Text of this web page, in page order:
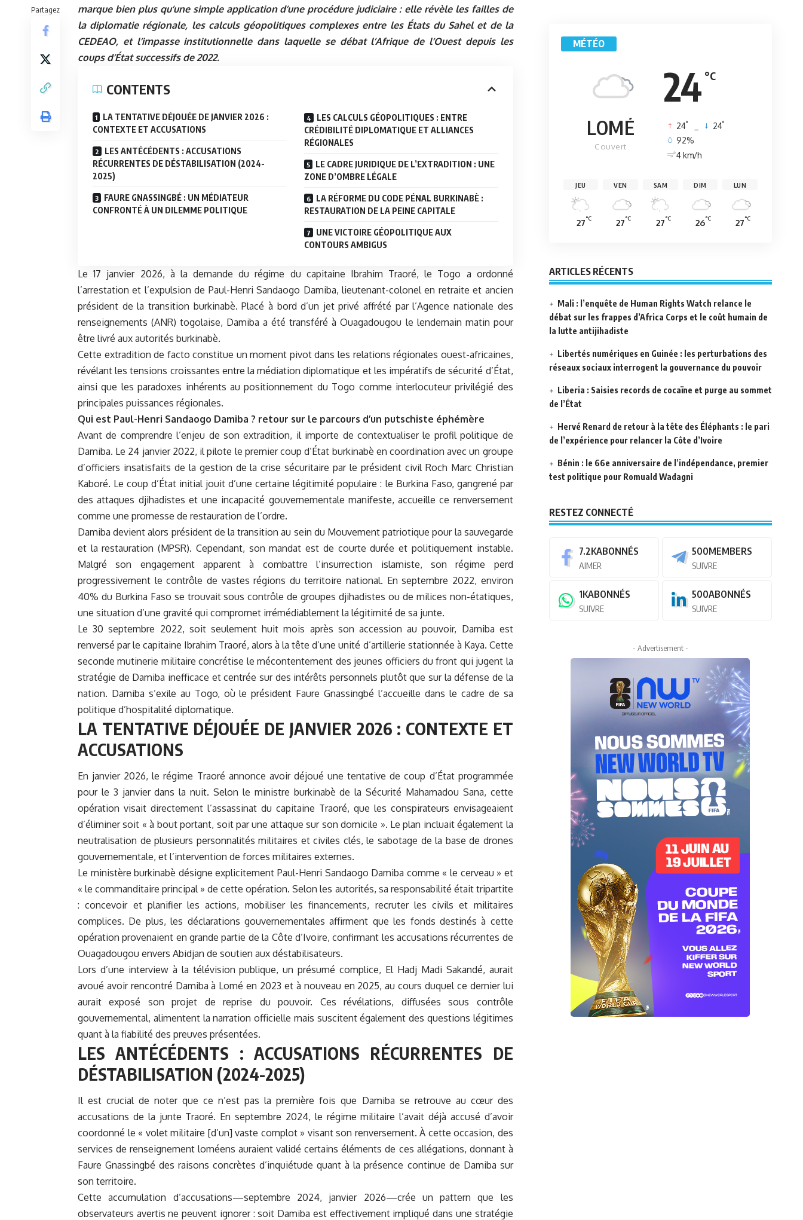
Partagez
marque bien plus qu’une simple application d’une procédure judiciaire : elle révèle les failles de
la diplomatie régionale, les calculs géopolitiques complexes entre les États du Sahel et de la
CEDEAO, et l’impasse institutionnelle dans laquelle se débat l’Afrique de l’Ouest depuis les
coups d’État successifs de 2022.
CONTENTS
LA TENTATIVE DÉJOUÉE DE JANVIER 2026 :
CONTEXTE ET ACCUSATIONS
LES ANTÉCÉDENTS : ACCUSATIONS
RÉCURRENTES DE DÉSTABILISATION (2024-
2025)
FAURE GNASSINGBÉ : UN MÉDIATEUR
CONFRONTÉ À UN DILEMME POLITIQUE
LES CALCULS GÉOPOLITIQUES : ENTRE
CRÉDIBILITÉ DIPLOMATIQUE ET ALLIANCES
RÉGIONALES
LE CADRE JURIDIQUE DE L’EXTRADITION : UNE
ZONE D’OMBRE LÉGALE
LA RÉFORME DU CODE PÉNAL BURKINABÈ :
RESTAURATION DE LA PEINE CAPITALE
UNE VICTOIRE GÉOPOLITIQUE AUX
CONTOURS AMBIGUS
Le 17 janvier 2026, à la demande du régime du capitaine Ibrahim Traoré, le Togo a ordonné
l’arrestation et l’expulsion de Paul-Henri Sandaogo Damiba, lieutenant-colonel en retraite et ancien
président de la transition burkinabè. Placé à bord d’un jet privé affrété par l’Agence nationale des
renseignements (ANR) togolaise, Damiba a été transféré à Ouagadougou le lendemain matin pour
être livré aux autorités burkinabè.
Cette extradition de facto constitue un moment pivot dans les relations régionales ouest-africaines,
révélant les tensions croissantes entre la médiation diplomatique et les impératifs de sécurité d’État,
ainsi que les paradoxes inhérents au positionnement du Togo comme interlocuteur privilégié des
principales puissances régionales.
Qui est Paul-Henri Sandaogo Damiba ? retour sur le parcours d’un putschiste éphémère
Avant de comprendre l’enjeu de son extradition, il importe de contextualiser le profil politique de
Damiba. Le 24 janvier 2022, il pilote le premier coup d’État burkinabè en coordination avec un groupe
d’officiers insatisfaits de la gestion de la crise sécuritaire par le président civil Roch Marc Christian
Kaboré. Le coup d’État initial jouit d’une certaine légitimité populaire : le Burkina Faso, gangrené par
des attaques djihadistes et une incapacité gouvernementale manifeste, accueille ce renversement
comme une promesse de restauration de l’ordre.
Damiba devient alors président de la transition au sein du Mouvement patriotique pour la sauvegarde
et la restauration (MPSR). Cependant, son mandat est de courte durée et politiquement instable.
Malgré son engagement apparent à combattre l’insurrection islamiste, son régime perd
progressivement le contrôle de vastes régions du territoire national. En septembre 2022, environ
40% du Burkina Faso se trouvait sous contrôle de groupes djihadistes ou de milices non-étatiques,
une situation d’une gravité qui compromet irrémédiablement la légitimité de sa junte.
Le 30 septembre 2022, soit seulement huit mois après son accession au pouvoir, Damiba est
renversé par le capitaine Ibrahim Traoré, alors à la tête d’une unité d’artillerie stationnée à Kaya. Cette
seconde mutinerie militaire concrétise le mécontentement des jeunes officiers du front qui jugent la
stratégie de Damiba inefficace et centrée sur des intérêts personnels plutôt que sur la défense de la
nation. Damiba s’exile au Togo, où le président Faure Gnassingbé l’accueille dans le cadre de sa
politique d’hospitalité diplomatique.
LA TENTATIVE DÉJOUÉE DE JANVIER 2026 : CONTEXTE ET
ACCUSATIONS
En janvier 2026, le régime Traoré annonce avoir déjoué une tentative de coup d’État programmée
pour le 3 janvier dans la nuit. Selon le ministre burkinabè de la Sécurité Mahamadou Sana, cette
opération visait directement l’assassinat du capitaine Traoré, que les conspirateurs envisageaient
d’éliminer soit « à bout portant, soit par une attaque sur son domicile ». Le plan incluait également la
neutralisation de plusieurs personnalités militaires et civiles clés, le sabotage de la base de drones
gouvernementale, et l’intervention de forces militaires externes.
Le ministère burkinabè désigne explicitement Paul-Henri Sandaogo Damiba comme « le cerveau » et
« le commanditaire principal » de cette opération. Selon les autorités, sa responsabilité était tripartite
: concevoir et planifier les actions, mobiliser les financements, recruter les civils et militaires
complices. De plus, les déclarations gouvernementales affirment que les fonds destinés à cette
opération provenaient en grande partie de la Côte d’Ivoire, confirmant les accusations récurrentes de
Ouagadougou envers Abidjan de soutien aux déstabilisateurs.
Lors d’une interview à la télévision publique, un présumé complice, El Hadj Madi Sakandé, aurait
avoué avoir rencontré Damiba à Lomé en 2023 et à nouveau en 2025, au cours duquel ce dernier lui
aurait exposé son projet de reprise du pouvoir. Ces révélations, diffusées sous contrôle
gouvernemental, alimentent la narration officielle mais suscitent également des questions légitimes
quant à la fiabilité des preuves présentées.
LES ANTÉCÉDENTS : ACCUSATIONS RÉCURRENTES DE
DÉSTABILISATION (2024-2025)
Il est crucial de noter que ce n’est pas la première fois que Damiba se retrouve au cœur des
accusations de la junte Traoré. En septembre 2024, le régime militaire l’avait déjà accusé d’avoir
coordonné le « volet militaire [d’un] vaste complot » visant son renversement. À cette occasion, des
services de renseignement loméens auraient validé certains éléments de ces allégations, donnant à
Faure Gnassingbé des raisons concrètes d’inquiétude quant à la présence continue de Damiba sur
son territoire.
Cette accumulation d’accusations—septembre 2024, janvier 2026—crée un pattern que les
observateurs avertis ne peuvent ignorer : soit Damiba est effectivement impliqué dans une stratégie
MÉTÉO
24 °C
LOMÉ
Couvert
24° 24°
92%
4 km/h
JEU
27°C
VEN
27°C
SAM
27°C
DIM
26°C
LUN
27°C
ARTICLES RÉCENTS
Mali : l’enquête de Human Rights Watch relance le
débat sur les frappes d’Africa Corps et le coût humain de
la lutte antijihadiste
Libertés numériques en Guinée : les perturbations des
réseaux sociaux interrogent la gouvernance du pouvoir
Liberia : Saisies records de cocaïne et purge au sommet
de l’État
Hervé Renard de retour à la tête des Éléphants : le pari
de l’expérience pour relancer la Côte d’Ivoire
Bénin : le 66e anniversaire de l’indépendance, premier
test politique pour Romuald Wadagni
RESTEZ CONNECTÉ
7.2KABONNÉS
AIMER
500MEMBERS
SUIVRE
1KABONNÉS
SUIVRE
500ABONNÉS
SUIVRE
- Advertisement -